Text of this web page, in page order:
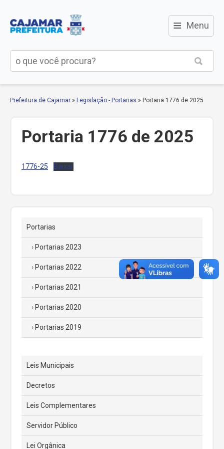
≡ Menu
Prefeitura de Cajamar » Legislação - Portarias » Portaria 1776 de 2025
Portaria 1776 de 2025
1776-25 Baixar
Portarias
Portarias 2023
Portarias 2022
Portarias 2021
Portarias 2020
Portarias 2019
Leis Municipais
Decretos
Leis Complementares
Servidor Público
Lei Orgânica